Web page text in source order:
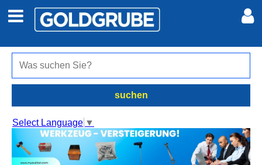
Auto + Motor
Jobs
Marktplatz
Meine Inserate
Anmelden
suchen
Select Language ▼